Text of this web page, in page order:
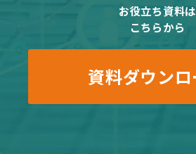
お役立ち資料は
こちらから
資料ダウンロ